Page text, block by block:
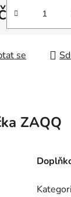
se
ZAQQ